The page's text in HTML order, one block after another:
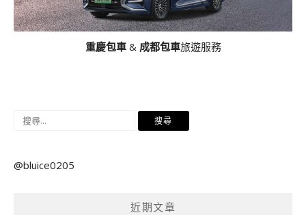
重慶包車& 成都包車旅遊服務
搜
鍵
@bluice0205
近期文章